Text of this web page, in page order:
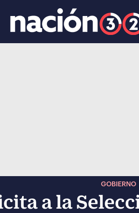
GOBIERNO
a la
whatsapp